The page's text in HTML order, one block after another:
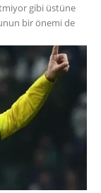
gibi üstüne
bir önemi de